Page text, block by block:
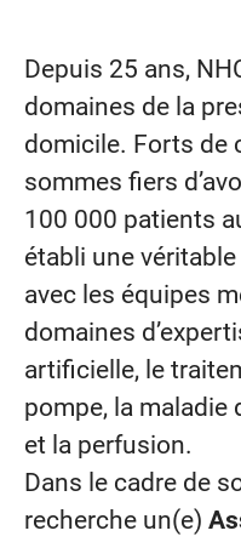
Depuis 25 ans,
domaines de la
domicile. Forts de
sommes fiers
100 000 patients
établi une
avec les équipes
domaines
artificielle, le
pompe, la maladie
et la perfusion.
Dans le cadre de
recherche un(e)